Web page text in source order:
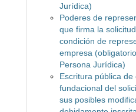
Jurídica)
Poderes de
que firma la
condición de
empresa
Persona Jurídica)
Escritura pública
fundacional del
sus posibles